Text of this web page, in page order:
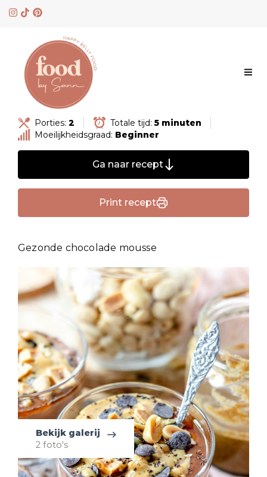
Skip
Porties: 2 Totale tijd: 5 minuten
Moeilijkheidsgraad: Beginner
Ga naar recept
Print recept
Gezonde chocolade mousse
Bekijk galerij
2 foto's